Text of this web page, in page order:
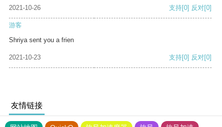
2021-10-26 支持[0] 反对[0]
游客
Shriya sent you a frien
2021-10-23 支持[0] 反对[0]
友情链接